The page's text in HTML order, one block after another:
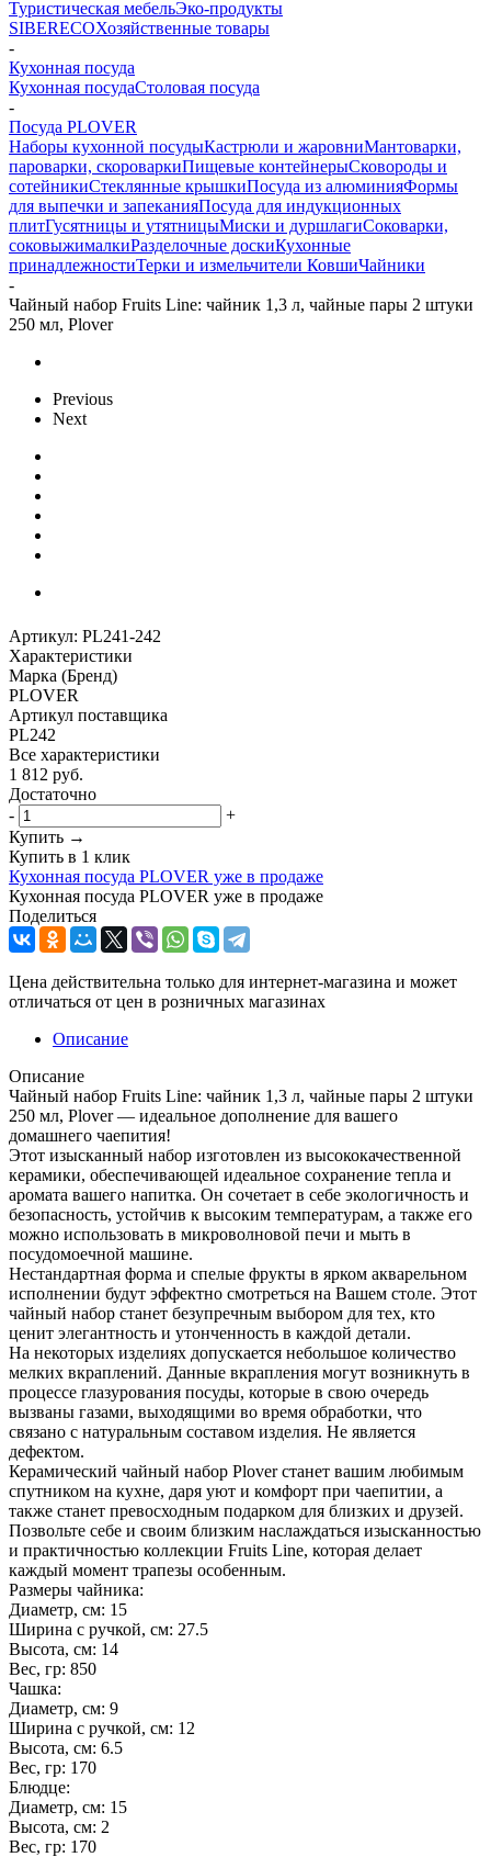
Туристическая мебельЭко-продукты
SIBERECOХозяйственные товары
-
Кухонная посуда
Кухонная посудаСтоловая посуда
-
Посуда PLOVER
Наборы кухонной посудыКастрюли и жаровниМантоварки,
пароварки, скороваркиПищевые контейнерыСковороды и
сотейникиСтеклянные крышкиПосуда из алюминияФормы
для выпечки и запеканияПосуда для индукционных
плитГусятницы и утятницыМиски и дуршлагиСоковарки,
соковыжималкиРазделочные доскиКухонные
принадлежностиТерки и измельчители КовшиЧайники
-
Чайный набор Fruits Line: чайник 1,3 л, чайные пары 2 штуки
250 мл, Plover
Previous
Next
Артикул: PL241-242
Характеристики
Марка (Бренд)
PLOVER
Артикул поставщика
PL242
Все характеристики
1 812 руб.
Достаточно
-
+
Купить →
Купить в 1 клик
Кухонная посуда PLOVER уже в продаже
Кухонная посуда PLOVER уже в продаже
Поделиться
Цена действительна только для интернет-магазина и может
отличаться от цен в розничных магазинах
Описание
Описание
Чайный набор Fruits Line: чайник 1,3 л, чайные пары 2 штуки
250 мл, Plover — идеальное дополнение для вашего
домашнего чаепития!
Этот изысканный набор изготовлен из высококачественной
керамики, обеспечивающей идеальное сохранение тепла и
аромата вашего напитка. Он сочетает в себе экологичность и
безопасность, устойчив к высоким температурам, а также его
можно использовать в микроволновой печи и мыть в
посудомоечной машине.
Нестандартная форма и спелые фрукты в ярком акварельном
исполнении будут эффектно смотреться на Вашем столе. Этот
чайный набор станет безупречным выбором для тех, кто
ценит элегантность и утонченность в каждой детали.
На некоторых изделиях допускается небольшое количество
мелких вкраплений. Данные вкрапления могут возникнуть в
процессе глазурования посуды, которые в свою очередь
вызваны газами, выходящими во время обработки, что
связано с натуральным составом изделия. Не является
дефектом.
Керамический чайный набор Plover станет вашим любимым
спутником на кухне, даря уют и комфорт при чаепитии, а
также станет превосходным подарком для близких и друзей.
Позвольте себе и своим близким наслаждаться изысканностью
и практичностью коллекции Fruits Line, которая делает
каждый момент трапезы особенным.
Размеры чайника:
Диаметр, см: 15
Ширина с ручкой, см: 27.5
Высота, см: 14
Вес, гр: 850
Чашка:
Диаметр, см: 9
Ширина с ручкой, см: 12
Высота, см: 6.5
Вес, гр: 170
Блюдце:
Диаметр, см: 15
Высота, см: 2
Вес, гр: 170